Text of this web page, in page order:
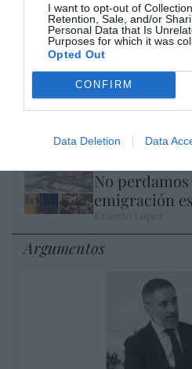
I want to opt-out of
Retention, Sale, and/or
Personal Data that Is
Purposes for which it was
Opted Out
CONFIRM
Data Deletion Data
El IBEX 35 cerró la
los 20.057 puntos, un
Ceuta.
Eulogio López
No
emigración
Argumentos